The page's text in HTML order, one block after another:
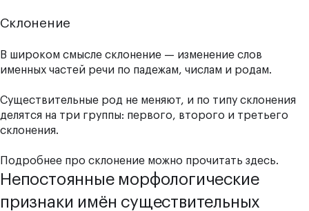
Склонение
В широком смысле склонение — изменение слов
именных частей речи по падежам, числам и родам.
Существительные род не меняют, и по типу склонения
делятся на три группы: первого, второго и третьего
склонения.
Подробнее про склонение можно прочитать здесь.
Непостоянные морфологические
признаки имён существительных